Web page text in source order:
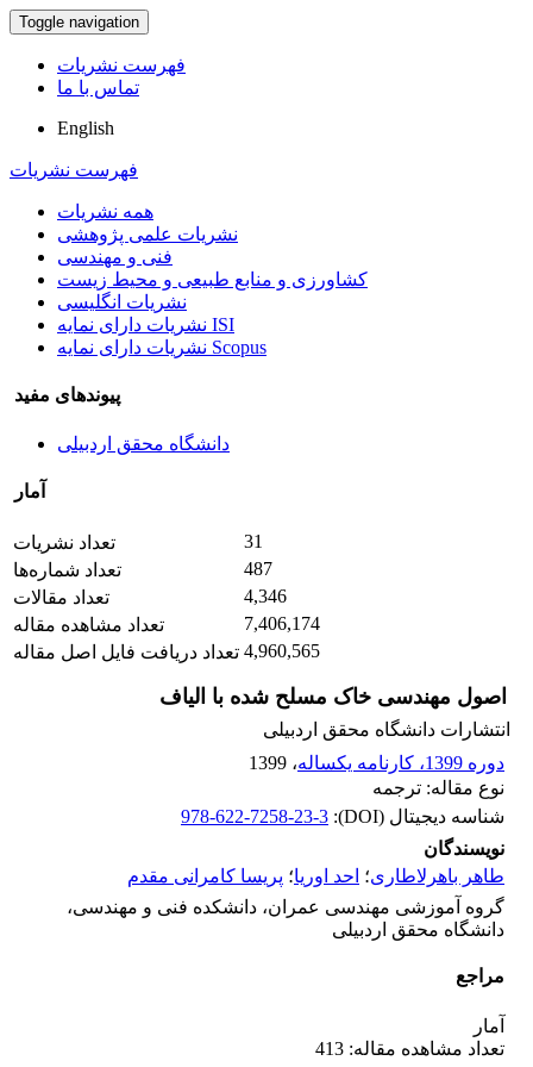
Toggle navigation
فهرست نشریات
تماس با ما
English
فهرست نشریات
همه نشریات
نشریات علمی پژوهشی
فنی و مهندسی
کشاورزی و منابع طبیعی و محیط زیست
نشریات انگلیسی
نشریات دارای نمایه ISI
نشریات دارای نمایه Scopus
پیوندهای مفید
دانشگاه محقق اردبیلی
آمار
تعداد نشریات
31
تعداد شماره‌ها
487
تعداد مقالات
4,346
تعداد مشاهده مقاله
7,406,174
تعداد دریافت فایل اصل مقاله 4,960,565
اصول مهندسی خاک مسلح شده با الیاف
انتشارات دانشگاه محقق اردبیلی
دوره 1399، کارنامه یکساله
، 1399
نوع مقاله: ترجمه
شناسه دیجیتال (DOI):
978-622-7258-23-3‬
نویسندگان
طاهر باهرلاطاری؛ احد اوریا؛ پریسا کامرانی مقدم
گروه آموزشی مهندسی عمران، دانشکده فنی و مهندسی،
دانشگاه محقق اردبیلی
مراجع
آمار
تعداد مشاهده مقاله: 413